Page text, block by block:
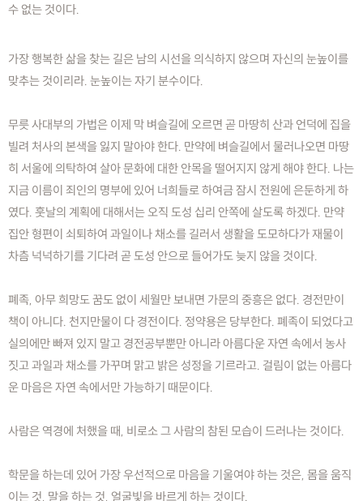
수 없는 것이다.
가장 행복한 삶을 찾는 길은 남의 시선을 의식하지 않으며 자신의 눈높이를
맞추는 것이리라. 눈높이는 자기 분수이다.
무릇 사대부의 가법은 이제 막 벼슬길에 오르면 곧 마땅히 산과 언덕에 집을
빌려 처사의 본색을 잃지 말아야 한다. 만약에 벼슬길에서 물러나오면 마땅
히 서울에 의탁하여 살아 문화에 대한 안목을 떨어지지 않게 해야 한다. 나는
지금 이름이 죄인의 명부에 있어 너희들로 하여금 잠시 전원에 은둔하게 하
였다. 훗날의 계획에 대해서는 오직 도성 십리 안쪽에 살도록 하겠다. 만약
집안 형편이 쇠퇴하여 과일이나 채소를 길러서 생활을 도모하다가 재물이
차츰 넉넉하기를 기다려 곧 도성 안으로 들어가도 늦지 않을 것이다.
폐족, 아무 희망도 꿈도 없이 세월만 보내면 가문의 중흥은 없다. 경전만이
책이 아니다. 천지만물이 다 경전이다. 정약용은 당부한다. 폐족이 되었다고
실의에만 빠져 있지 말고 경전공부뿐만 아니라 아름다운 자연 속에서 농사
짓고 과일과 채소를 가꾸며 맑고 밝은 성정을 기르라고. 걸림이 없는 아름다
운 마음은 자연 속에서만 가능하기 때문이다.
사람은 역경에 처했을 때, 비로소 그 사람의 참된 모습이 드러나는 것이다.
학문을 하는데 있어 가장 우선적으로 마음을 기울여야 하는 것은, 몸을 움직
이는 것, 말을 하는 것, 얼굴빛을 바르게 하는 것이다.